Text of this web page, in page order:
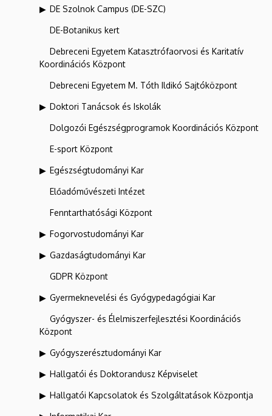
DE Szolnok Campus (DE-SZC)
DE-Botanikus kert
Debreceni Egyetem Katasztrófaorvosi és Karitatív
Koordinációs Központ
Debreceni Egyetem M. Tóth Ildikó Sajtóközpont
Doktori Tanácsok és Iskolák
Dolgozói Egészségprogramok Koordinációs Központ
E-sport Központ
Egészségtudományi Kar
Előadóművészeti Intézet
Fenntarthatósági Központ
Fogorvostudományi Kar
Gazdaságtudományi Kar
GDPR Központ
Gyermeknevelési és Gyógypedagógiai Kar
Gyógyszer- és Élelmiszerfejlesztési Koordinációs
Központ
Gyógyszerésztudományi Kar
Hallgatói és Doktorandusz Képviselet
Hallgatói Kapcsolatok és Szolgáltatások Központja